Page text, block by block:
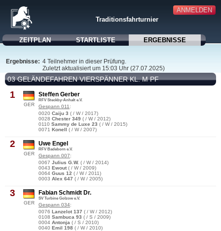
ANMELDEN
Traditionsfahrturnier
ZEITPLAN STARTLISTE ERGEBNISSE
Ergebnisse: 4 Teilnehmer in dieser Prüfung.
Zuletzt aktualisiert um 15:03 Uhr (27.07.2025)
03 GELÄNDEFAHREN VIERSPÄNNER KL. M PF
1
GER
Steffen Gerber
RFV Steckby-Anhalt e.V.
Gespann 011 :
0020 Caiju 3 ( / W / 2017)
0028 Chester 349 ( / W / 2012)
0110 Sammy de Luxe 23 ( / W / 2015)
0071 Konell ( / W / 2007)
2
GER
Uwe Engel
RFV Badeborn e.V.
Gespann 007:
0067 Julius G.W. ( / W / 2014)
0043 Ewout ( / W / 2009)
0064 Guus 12 ( / W / 2011)
0003 Alex 647 ( / W / 2005)
3
GER
Fabian Schmidt Dr.
SV Turbine Golzow e.V.
Gespann 034:
0076 Lanzelot 137 ( / W / 2012)
0108 Sambuca 93 ( / S / 2009)
0004 Antonja ( / S / 2010)
0040 Emil 198 ( / W / 2010)